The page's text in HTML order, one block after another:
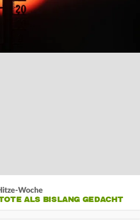
Woche
ALS BISLANG GEDACHT